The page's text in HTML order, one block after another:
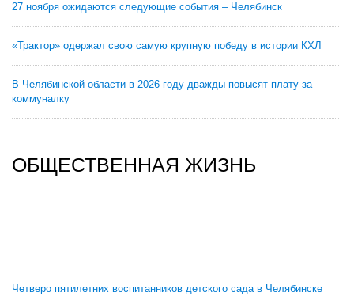
27 ноября ожидаются следующие события – Челябинск
«Трактор» одержал свою самую крупную победу в истории КХЛ
В Челябинской области в 2026 году дважды повысят плату за
коммуналку
ОБЩЕСТВЕННАЯ ЖИЗНЬ
Четверо пятилетних воспитанников детского сада в Челябинске